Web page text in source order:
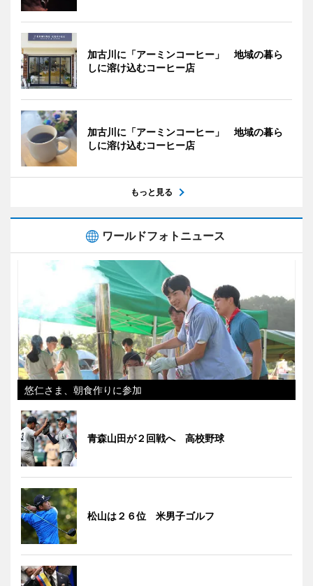
加古川に「アーミンコーヒー」 地域の暮ら
しに溶け込むコーヒー店
加古川に「アーミンコーヒー」 地域の暮ら
しに溶け込むコーヒー店
もっと見る
ワールドフォトニュース
悠仁さま、朝食作りに参加
青森山田が２回戦へ 高校野球
松山は２６位 米男子ゴルフ